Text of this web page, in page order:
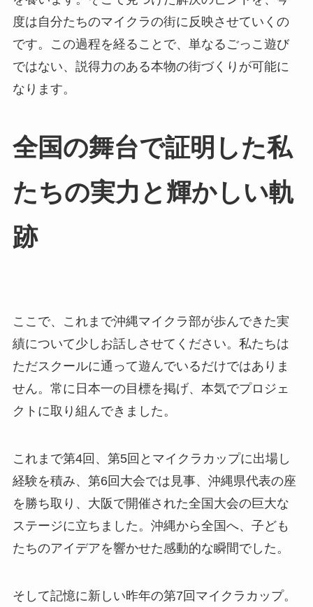
度は自分たちのマイクラの街に反映させていくの
です。この過程を経ることで、単なるごっこ遊び
ではない、説得力のある本物の街づくりが可能に
なります。
全国の舞台で証明した私
たちの実力と輝かしい軌
跡
ここで、これまで沖縄マイクラ部が歩んできた実
績について少しお話しさせてください。私たちは
ただスクールに通って遊んでいるだけではありま
せん。常に日本一の目標を掲げ、本気でプロジェ
クトに取り組んできました。
これまで第4回、第5回とマイクラカップに出場し
経験を積み、第6回大会では見事、沖縄県代表の座
を勝ち取り、大阪で開催された全国大会の巨大な
ステージに立ちました。沖縄から全国へ、子ども
たちのアイデアを響かせた感動的な瞬間でした。
そして記憶に新しい昨年の第7回マイクラカップ。